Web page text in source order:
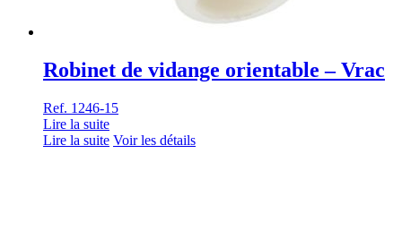
Robinet de vidange orientable – Vrac
Ref. 1246-15
Lire la suite
Lire la suite Voir les détails